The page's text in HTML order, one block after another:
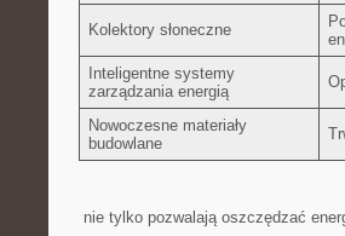
Kolektory słoneczne
Inteligentne systemy
zarządzania ⁢energią
Nowoczesne materiały
budowlane
nie tylko pozwalają oszczędzać